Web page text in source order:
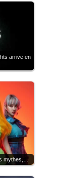
arrive en
mythes,…